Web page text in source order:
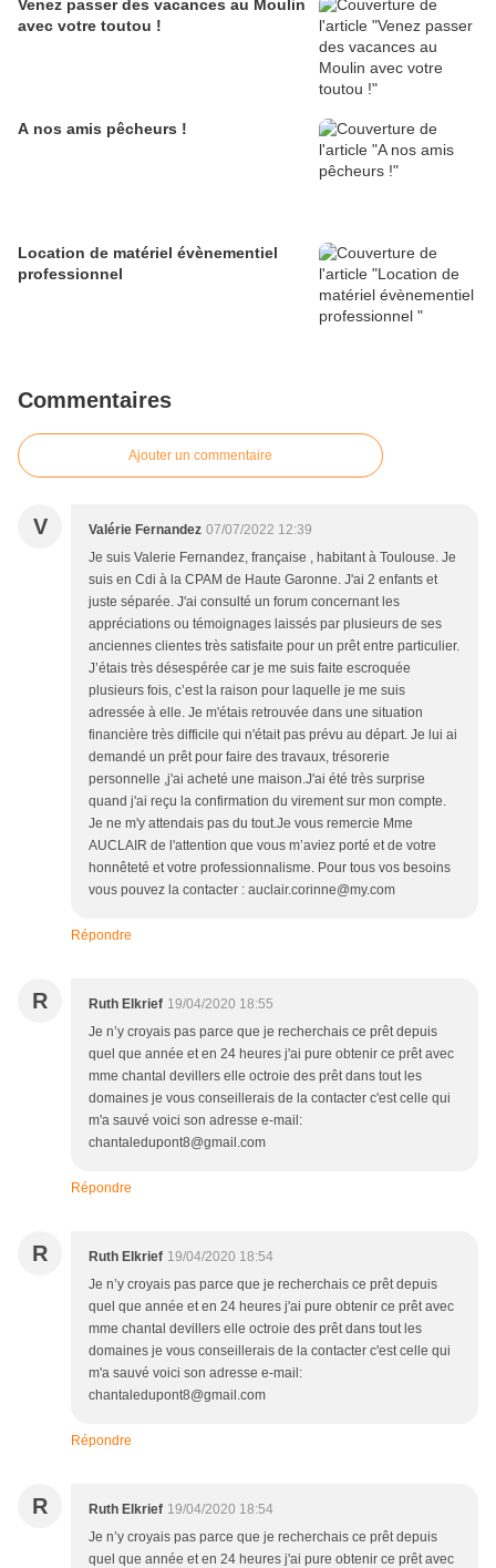
Venez passer des vacances au Moulin
avec votre toutou !
A nos amis pêcheurs !
Location de matériel évènementiel
professionnel
Commentaires
Ajouter un commentaire
V Valérie Fernandez 07/07/2022 12:39
Je suis Valerie Fernandez, française , habitant à Toulouse. Je
suis en Cdi à la CPAM de Haute Garonne. J'ai 2 enfants et
juste séparée. J'ai consulté un forum concernant les
appréciations ou témoignages laissés par plusieurs de ses
anciennes clientes très satisfaite pour un prêt entre particulier.
J’étais très désespérée car je me suis faite escroquée
plusieurs fois, c’est la raison pour laquelle je me suis
adressée à elle. Je m'étais retrouvée dans une situation
financière très difficile qui n'était pas prévu au départ. Je lui ai
demandé un prêt pour faire des travaux, trésorerie
personnelle ,j'ai acheté une maison.J'ai été très surprise
quand j'ai reçu la confirmation du virement sur mon compte.
Je ne m'y attendais pas du tout.Je vous remercie Mme
AUCLAIR de l'attention que vous m’aviez porté et de votre
honnêteté et votre professionnalisme. Pour tous vos besoins
vous pouvez la contacter : auclair.corinne@my.com
Répondre
R Ruth Elkrief 19/04/2020 18:55
Je n’y croyais pas parce que je recherchais ce prêt depuis
quel que année et en 24 heures j'ai pure obtenir ce prêt avec
mme chantal devillers elle octroie des prêt dans tout les
domaines je vous conseillerais de la contacter c'est celle qui
m'a sauvé voici son adresse e-mail:
chantaledupont8@gmail.com
Répondre
R Ruth Elkrief 19/04/2020 18:54
Je n’y croyais pas parce que je recherchais ce prêt depuis
quel que année et en 24 heures j'ai pure obtenir ce prêt avec
mme chantal devillers elle octroie des prêt dans tout les
domaines je vous conseillerais de la contacter c'est celle qui
m'a sauvé voici son adresse e-mail:
chantaledupont8@gmail.com
Répondre
R Ruth Elkrief 19/04/2020 18:54
Je n’y croyais pas parce que je recherchais ce prêt depuis
quel que année et en 24 heures j'ai pure obtenir ce prêt avec